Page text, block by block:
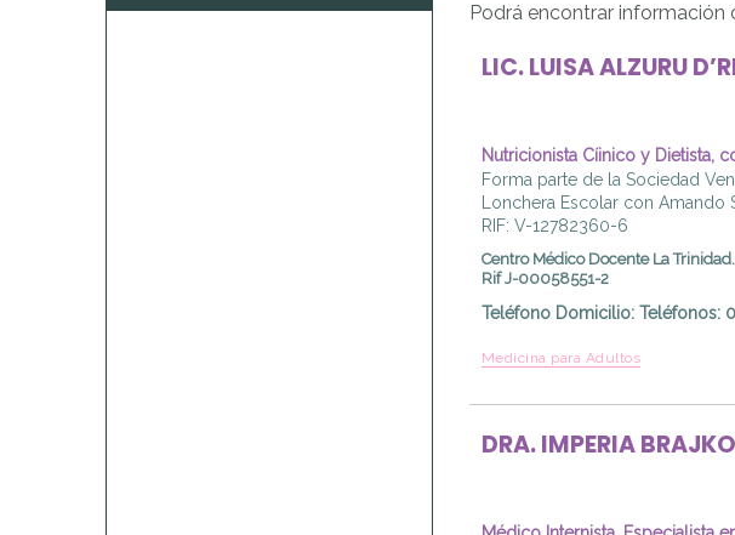
Podrá encontrar información
LIC.LUISAALZURU
Nutricionista Cíinico y Dietista,
Forma parte de la Sociedad
Lonchera Escolar con Amando
RIF: V-12782360-6
Centro Médico Docente La
Rif J-00058551-2
Teléfono Domicilio: Teléfonos:
Medicina para Adultos
DRA.IMPERIA